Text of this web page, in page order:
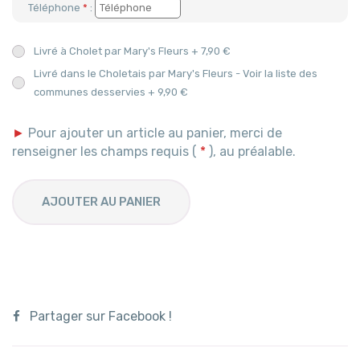
Téléphone * :
Livré à Cholet par Mary's Fleurs + 7,90 €
Livré dans le Choletais par Mary's Fleurs - Voir la liste des
communes desservies + 9,90 €
► Pour ajouter un article au panier, merci de
renseigner les champs requis ( * ), au préalable.
AJOUTER AU PANIER
Partager sur Facebook !